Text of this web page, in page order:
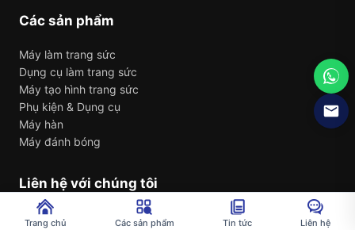
Các sản phẩm
Máy làm trang sức
Dụng cụ làm trang sức
Máy tạo hình trang sức
Phụ kiện & Dụng cụ
Máy hàn
Máy đánh bóng
Liên hệ với chúng tôi
Fenghuang Street, Guangming District, Shenzhen City,
Trang chủ Các sản phẩm Tin tức Liên hệ